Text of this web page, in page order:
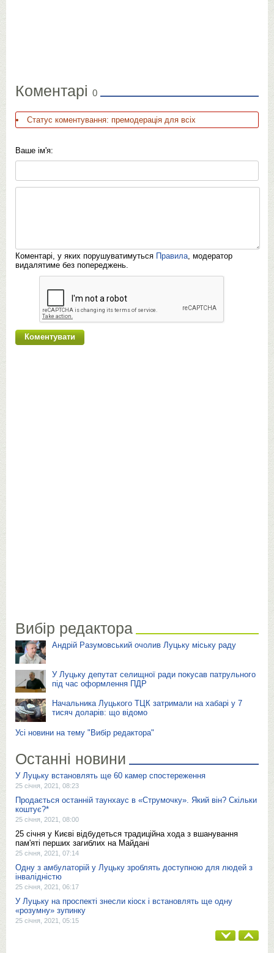
Коментарі 0
Статус коментування: премодерація для всіх
Ваше ім'я:
Коментарі, у яких порушуватимуться Правила, модератор
видалятиме без попереджень.
Вибір редактора
Андрій Разумовський очолив Луцьку міську раду
У Луцьку депутат селищної ради покусав патрульного
під час оформлення ПДР
Начальника Луцького ТЦК затримали на хабарі у 7
тисяч доларів: що відомо
Усі новини на тему "Вибір редактора"
Останні новини
У Луцьку встановлять ще 60 камер спостереження
25 січня, 2021, 08:23
Продається останній таунхаус в «Струмочку». Який він? Скільки
коштує?*
25 січня, 2021, 08:00
25 січня у Києві відбудеться традиційна хода з вшанування
пам'яті перших загиблих на Майдані
25 січня, 2021, 07:14
Одну з амбулаторій у Луцьку зроблять доступною для людей з
інвалідністю
25 січня, 2021, 06:17
У Луцьку на проспекті знесли кіоск і встановлять ще одну
«розумну» зупинку
25 січня, 2021, 05:15